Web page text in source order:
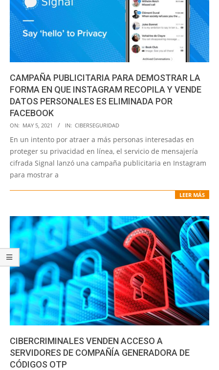
CAMPAÑA PUBLICITARIA PARA DEMOSTRAR LA
FORMA EN QUE INSTAGRAM RECOPILA Y VENDE
DATOS PERSONALES ES ELIMINADA POR
FACEBOOK
2021-
05-
ON: MAY 5, 2021 IN: CIBERSEGURIDAD
En un intento por atraer a más personas interesadas en
proteger su privacidad en línea, el servicio de mensajería
cifrada Signal lanzó una campaña publicitaria en Instagram
para mostrar a
LEER MÁS
CIBERCRIMINALES VENDEN ACCESO A
SERVIDORES DE COMPAÑÍA GENERADORA DE
CÓDIGOS OTP